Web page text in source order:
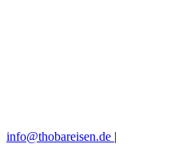
info@thobareisen.de |